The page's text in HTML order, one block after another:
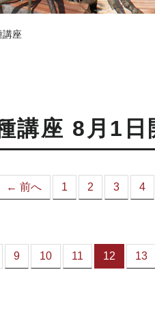
講座
講座 8月1日
← 前へ 1 2 3 4
9 10 11 12
（こ
13